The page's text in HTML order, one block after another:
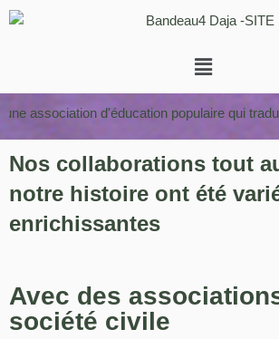
contenu
d'éducation populaire qui traduit
Nos collaborations tout
notre histoire ont été
enrichissantes
Avec des
société civile